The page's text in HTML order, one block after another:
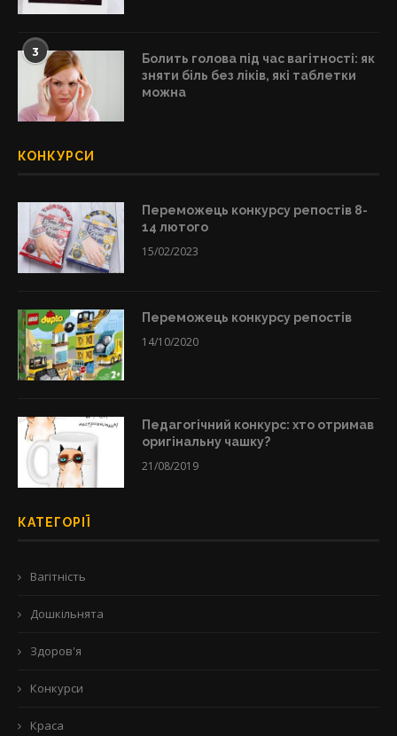
3
Болить голова під час вагітності: як
зняти біль без ліків, які таблетки
можна
КОНКУРСИ
Переможець конкурсу репостів 8-
14 лютого
15/02/2023
Переможець конкурсу репостів
14/10/2020
Педагогічний конкурс: хто отримав
оригінальну чашку?
21/08/2019
КАТЕГОРІЇ
Вагітність
Дошкільнята
Здоров'я
Конкурси
Краса